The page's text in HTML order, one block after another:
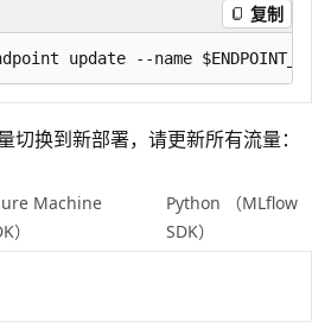
复制
切换到新部署，请更新所有流量：
Machine
）
Python （MLflow
SDK）